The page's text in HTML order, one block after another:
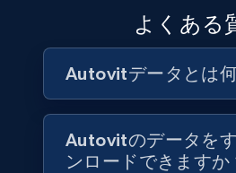
Social media
6.6K+ 629+
お問い合わ
お問い合わ
よくある
Autovitデータとは
Autovitのデータを
ンロードできますか